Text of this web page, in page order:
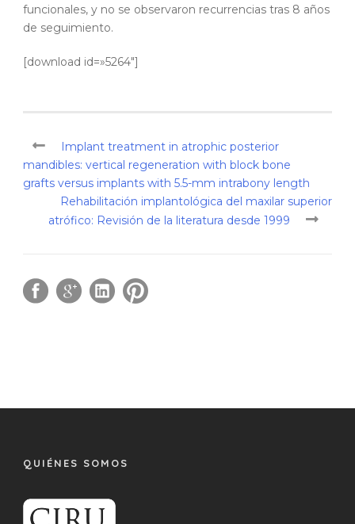
funcionales, y no se observaron recurrencias tras 8 años
de seguimiento.
[download id=»5264″]
Implant treatment in atrophic posterior
mandibles: vertical regeneration with block bone
grafts versus implants with 5.5-mm intrabony length
Rehabilitación implantológica del maxilar superior
atrófico: Revisión de la literatura desde 1999
QUIÉNES SOMOS